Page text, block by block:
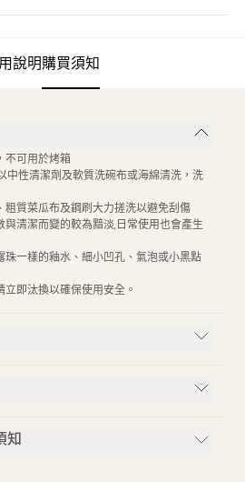
說明購買須知
不可用於烤箱
中性清潔劑及軟質洗碗布或海綿清洗，洗
粗質菜瓜布及鋼刷大力搓洗以避免刮傷
與清潔而變的較為黯淡,日常使用也會產生
珠一樣的釉水、細小凹孔、氣泡或小黑點
即汰換以確保使用安全。
知